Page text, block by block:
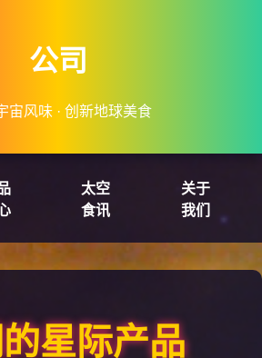
公司
宙风味 · 创新地球美食
太空
食讯
关于
我们
星际产品